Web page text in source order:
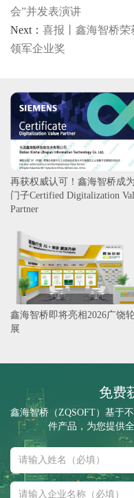
会”并发表演讲
Next： 喜报丨鑫海智桥荣
领军企业奖
再获权威认可！鑫海智桥成
门子Certified Digitalization
Partner
鑫海智桥即将亮相2026广饶
展
免费
鑫海智桥（ZQSOFT）基于
件产品，为您提供